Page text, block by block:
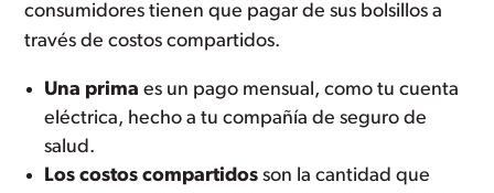
consumidores tienen que pagar de sus bolsillos a
través de costos compartidos.
Una prima es un pago mensual, como tu cuenta
eléctrica, hecho a tu compañía de seguro de
salud.
Los costos compartidos son la cantidad que